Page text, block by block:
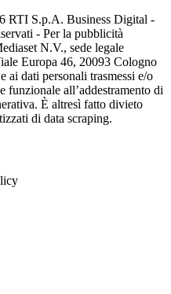
RTI S.p.A. Business Digital -
- Per la pubblicità
N.V., sede legale
Europa 46, 20093 Cologno
ai dati personali trasmessi e/o
all’addestramento di
È altresì fatto divieto
di data scraping.